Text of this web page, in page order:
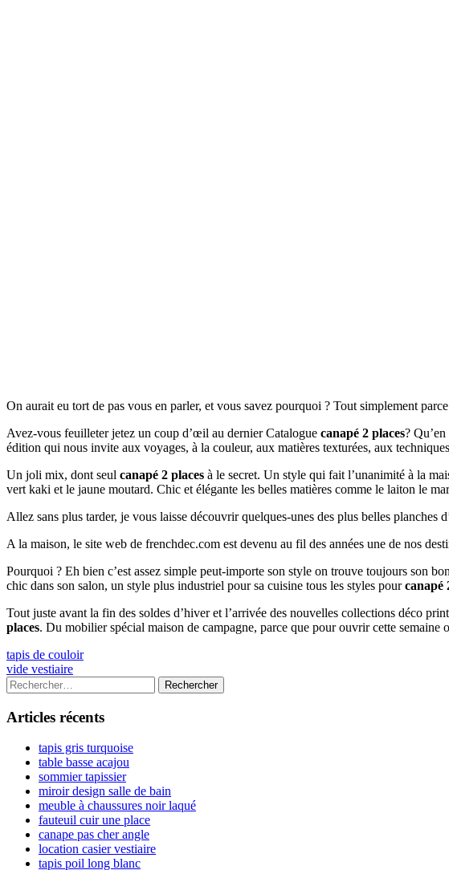
On aurait eu tort de pas vous en parler, et vous savez pourquoi ? Tout simplement
Avez-vous feuilleter jetez un coup d’œil au dernier Catalogue canapé 2 places?
édition qui nous invite aux voyages, à la couleur, aux matières texturées, aux
Un joli mix, dont seul canapé 2 places à le secret. Un style qui fait l’unanimité à la
vert kaki et le jaune moutard. Chic et élégante les belles matières comme le laiton le
Allez sans plus tarder, je vous laisse découvrir quelques-unes des plus belles planches
A la maison, le site web de frenchdec.com est devenu au fil des années une de nos
Pourquoi ? Eh bien c’est assez simple peut-importe son style on trouve toujours son
chic dans son salon, un style plus industriel pour sa cuisine tous les styles pourcanapé
Tout juste avant la fin des soldes d’hiver et l’arrivée des nouvelles collections déco
places. Du mobilier spécial maison de campagne, parce que pour ouvrir cette semaine
Navigation
de
l’article
Previous
article:
tapis de couloir
Next
article:
vide vestiaire
Colonne
latérale
principale
Rechercher :
Articles récents
tapis gris turquoise
table basse acajou
sommier tapissier
miroir design salle de bain
meuble à chaussures noir laqué
fauteuil cuir une place
canape pas cher angle
location casier vestiaire
tapis poil long blanc